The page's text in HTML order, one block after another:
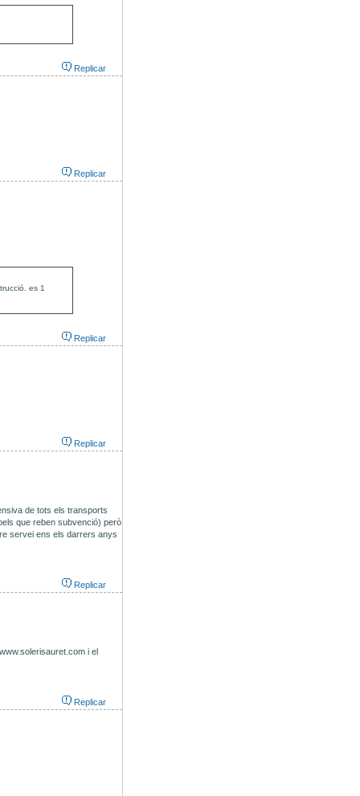
Replicar
Replicar
es 1
Replicar
Replicar
de tots els transports
que reben subvenció) però
servei ens els darrers anys
Replicar
i el
Replicar